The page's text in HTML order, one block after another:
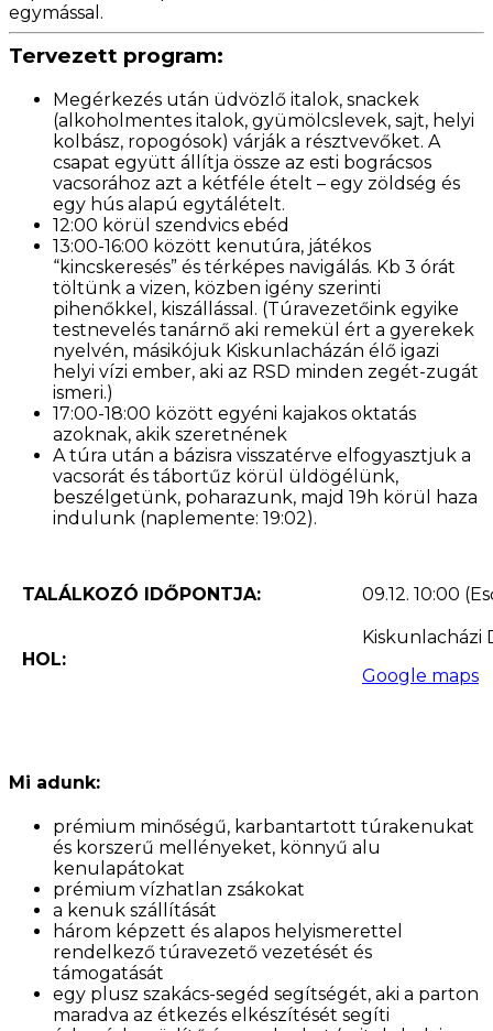
egymással.
Tervezett program:
Megérkezés után üdvözlő italok, snackek
(alkoholmentes italok, gyümölcslevek, sajt, helyi
kolbász, ropogósok) várják a résztvevőket. A
csapat együtt állítja össze az esti bográcsos
vacsorához azt a kétféle ételt – egy zöldség és
egy hús alapú egytálételt.
12:00 körül szendvics ebéd
13:00-16:00 között kenutúra, játékos
“kincskeresés” és térképes navigálás. Kb 3 órát
töltünk a vizen, közben igény szerinti
pihenőkkel, kiszállással. (Túravezetőink egyike
testnevelés tanárnő aki remekül ért a gyerekek
nyelvén, másikójuk Kiskunlacházán élő igazi
helyi vízi ember, aki az RSD minden zegét-zugát
ismeri.)
17:00-18:00 között egyéni kajakos oktatás
azoknak, akik szeretnének
A túra után a bázisra visszatérve elfogyasztjuk a
vacsorát és tábortűz körül üldögélünk,
beszélgetünk, poharazunk, majd 19h körül haza
indulunk (naplemente: 19:02).
TALÁLKOZÓ IDŐPONTJA: 09.12. 10:00
HOL:
Kiskunlacházi
Google maps
Mi adunk:
prémium minőségű, karbantartott túrakenukat
és korszerű mellényeket, könnyű alu
kenulapátokat
prémium vízhatlan zsákokat
a kenuk szállítását
három képzett és alapos helyismerettel
rendelkező túravezető vezetését és
támogatását
egy plusz szakács-segéd segítségét, aki a parton
maradva az étkezés elkészítését segíti